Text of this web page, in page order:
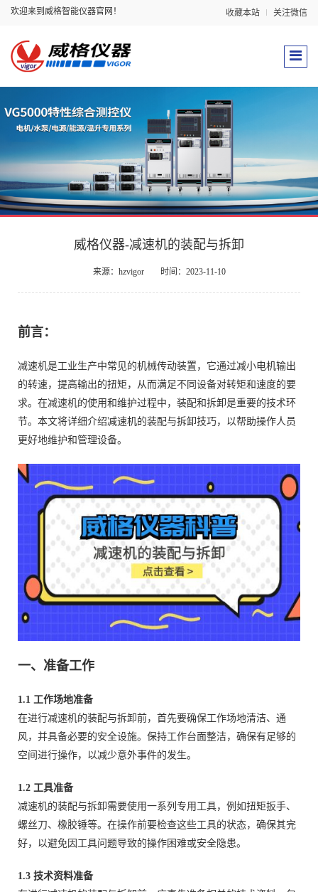
欢迎来到威格智能仪器官网！ 收藏本站 关注微信
威格仪器-减速机的装配与拆卸
来源：hzvigor 时间：2023-11-10
前言：
减速机是工业生产中常见的机械传动装置，它通过减小电机输出
的转速，提高输出的扭矩，从而满足不同设备对转矩和速度的要
求。在减速机的使用和维护过程中，装配和拆卸是重要的技术环
节。本文将详细介绍减速机的装配与拆卸技巧，以帮助操作人员
更好地维护和管理设备。
一、准备工作
1.1 工作场地准备
在进行减速机的装配与拆卸前，首先要确保工作场地清洁、通
风，并具备必要的安全设施。保持工作台面整洁，确保有足够的
空间进行操作，以减少意外事件的发生。
1.2 工具准备
减速机的装配与拆卸需要使用一系列专用工具，例如扭矩扳手、
螺丝刀、橡胶锤等。在操作前要检查这些工具的状态，确保其完
好，以避免因工具问题导致的操作困难或安全隐患。
1.3 技术资料准备